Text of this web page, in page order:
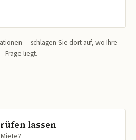
— schlagen Sie dort auf, wo Ihre
Frage liegt.
lassen